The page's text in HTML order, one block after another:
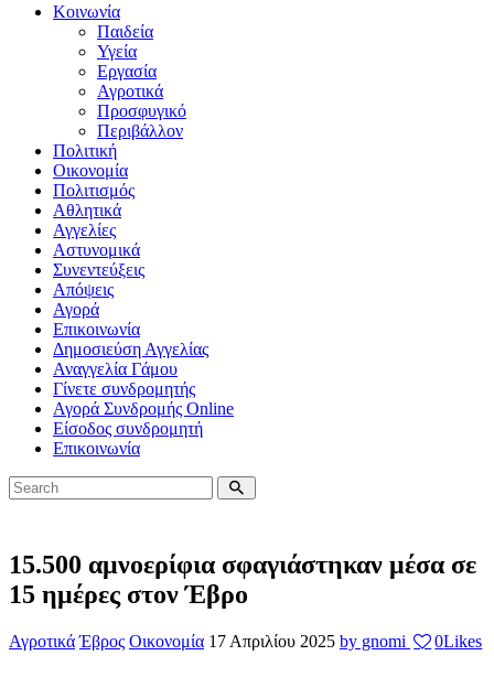
Κοινωνία
Παιδεία
Υγεία
Εργασία
Αγροτικά
Προσφυγικό
Περιβάλλον
Πολιτική
Οικονομία
Πολιτισμός
Αθλητικά
Αγγελίες
Αστυνομικά
Συνεντεύξεις
Απόψεις
Αγορά
Επικοινωνία
Δημοσιεύση Αγγελίας
Αναγγελία Γάμου
Γίνετε συνδρομητής
Αγορά Συνδρομής Online
Είσοδος συνδρομητή
Επικοινωνία
15.500 αμνοερίφια σφαγιάστηκαν μέσα σε
15 ημέρες στον Έβρο
Αγροτικά Έβρος Οικονομία 17 Απριλίου 2025 by gnomi 0Likes